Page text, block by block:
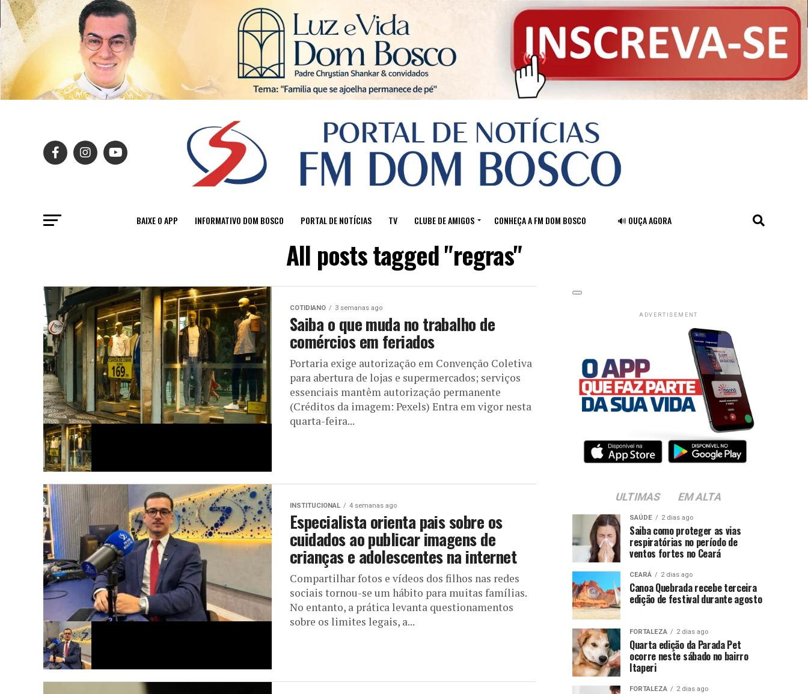
BAIXE O APP INFORMATIVO DOM BOSCO PORTAL DE NOTÍCIAS TV CLUBE DE AMIGOS CONHEÇA A FM DOM BOSCO 🔊 OUÇA AGORA
All posts tagged "regras"
COTIDIANO 3 semanas ago
Saiba o que muda no trabalho de
comércios em feriados
Portaria exige autorização em Convenção Coletiva
para abertura de lojas e supermercados; serviços
essenciais mantêm autorização permanente
(Créditos da imagem: Pexels) Entra em vigor nesta
quarta-feira...
INSTITUCIONAL 4 semanas ago
Especialista orienta pais sobre os
cuidados ao publicar imagens de
crianças e adolescentes na internet
Compartilhar fotos e vídeos dos filhos nas redes
sociais tornou-se um hábito para muitas famílias.
No entanto, a prática levanta questionamentos
sobre os limites legais, a...
ADVERTISEMENT
ULTIMAS EM ALTA
SAÚDE 2 dias ago
Saiba como proteger as vias
respiratórias no período de
ventos fortes no Ceará
CEARÁ 2 dias ago
Canoa Quebrada recebe terceira
edição de festival durante agosto
FORTALEZA 2 dias ago
Quarta edição da Parada Pet
ocorre neste sábado no bairro
Itaperi
FORTALEZA 2 dias ago
Sair da versão mobile